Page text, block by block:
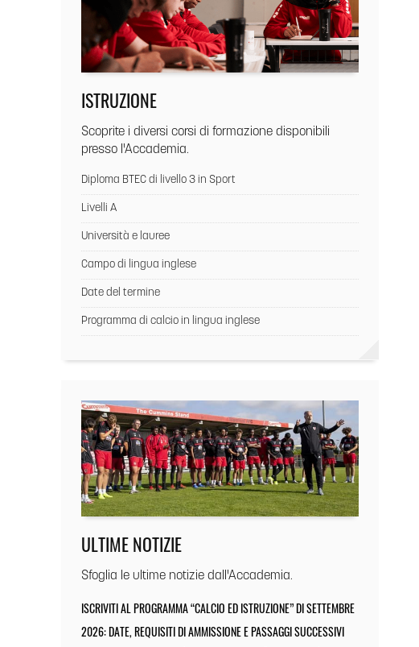
ISTRUZIONE
Scoprite i diversi corsi di formazione disponibili
presso l'Accademia.
Diploma BTEC di livello 3 in Sport
Livelli A
Università e lauree
Campo di lingua inglese
Date del termine
Programma di calcio in lingua inglese
ULTIME NOTIZIE
Sfoglia le ultime notizie dall'Accademia.
ISCRIVITI AL PROGRAMMA “CALCIO ED ISTRUZIONE” DI SETTEMBRE
2026: DATE, REQUISITI DI AMMISSIONE E PASSAGGI SUCCESSIVI